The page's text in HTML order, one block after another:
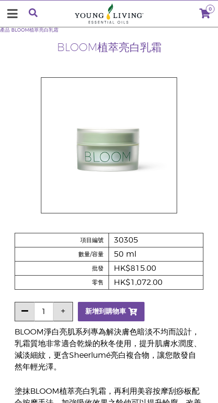
0
BLOOM植萃亮白乳霜
產品 BLOOM植萃亮白乳霜
BLOOM淨白亮肌系列專為解決膚色暗淡不均而設計，
乳霜質地非常適合乾燥的秋冬使用，提升肌膚水潤度、
減淡細紋，更含Sheerlumé亮白複合物，讓您散發自
然年輕光澤。
塗抹BLOOM植萃亮白乳霜，再利用美容按摩刮痧板配
項目編號 30305
數量/容量 50 ml
批發 HK$815.00
零售 HK$1,072.00
新增到購物車